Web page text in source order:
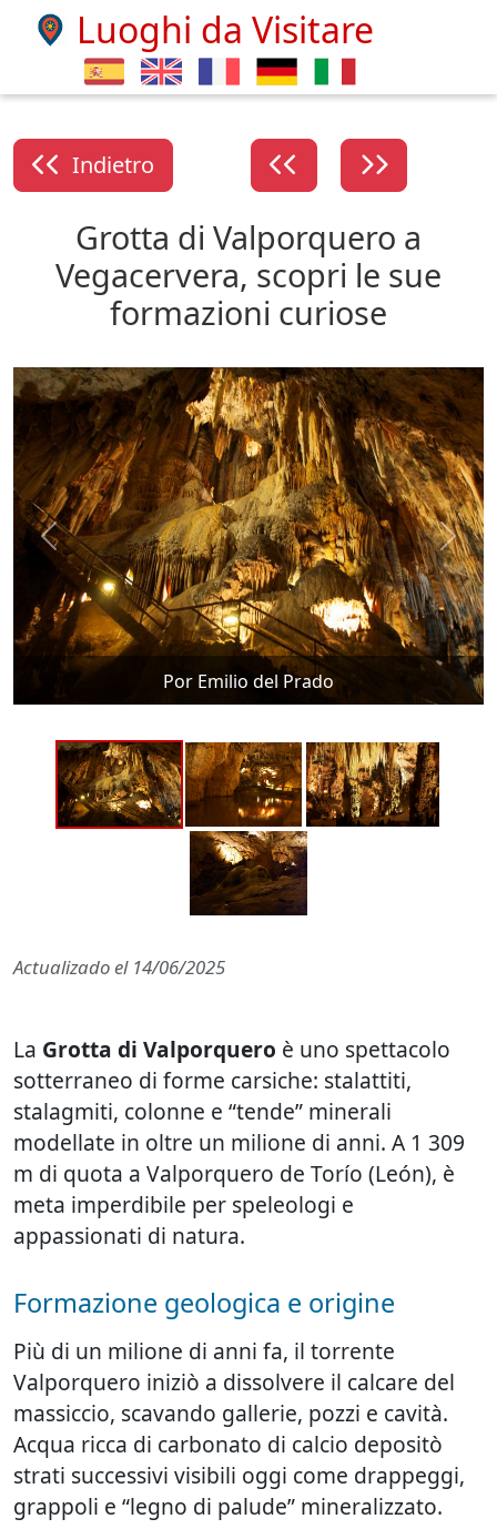
Luoghi da Visitare
Indietro
Grotta di Valporquero a
Vegacervera, scopri le sue
formazioni curiose
Por Emilio del Prado
Actualizado el 14/06/2025
La Grotta di Valporquero è uno spettacolo
sotterraneo di forme carsiche: stalattiti,
stalagmiti, colonne e “tende” minerali
modellate in oltre un milione di anni. A 1 309
m di quota a Valporquero de Torío (León), è
meta imperdibile per speleologi e
appassionati di natura.
Formazione geologica e origine
Più di un milione di anni fa, il torrente
Valporquero iniziò a dissolvere il calcare del
massiccio, scavando gallerie, pozzi e cavità.
Acqua ricca di carbonato di calcio depositò
strati successivi visibili oggi come drappeggi,
grappoli e “legno di palude” mineralizzato.